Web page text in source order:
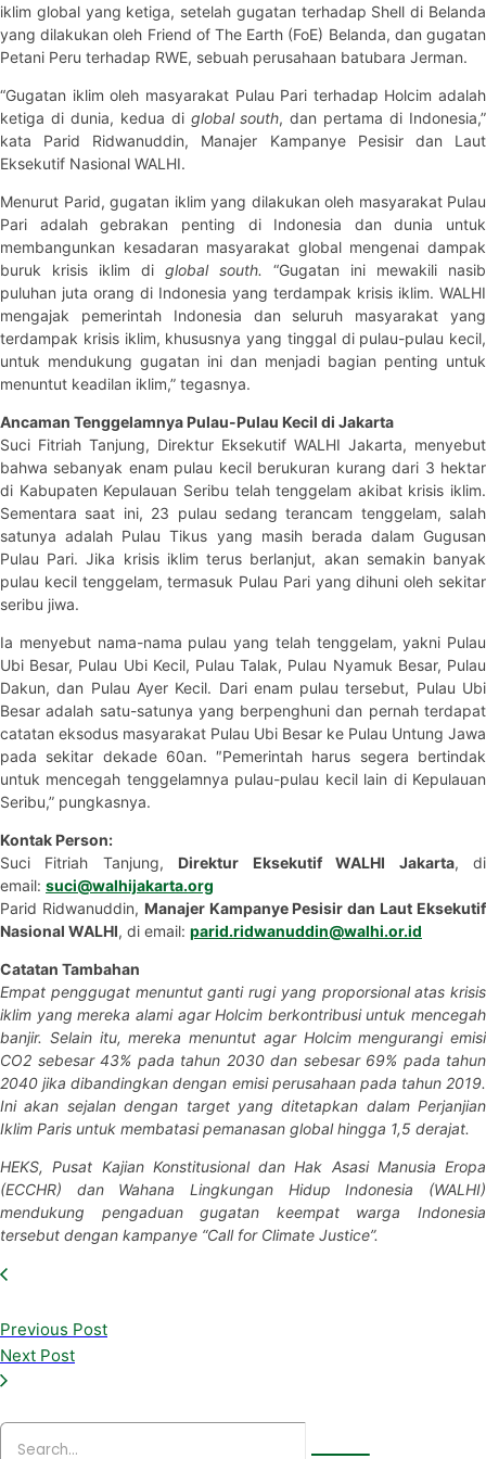
iklim global yang ketiga, setelah gugatan terhadap Shell di Belanda
yang dilakukan oleh Friend of The Earth (FoE) Belanda, dan gugatan
Petani Peru terhadap RWE, sebuah perusahaan batubara Jerman.
“Gugatan iklim oleh masyarakat Pulau Pari terhadap Holcim adalah
ketiga di dunia, kedua di global south, dan pertama di Indonesia,”
kata Parid Ridwanuddin, Manajer Kampanye Pesisir dan Laut
Eksekutif Nasional WALHI.
Menurut Parid, gugatan iklim yang dilakukan oleh masyarakat Pulau
Pari adalah gebrakan penting di Indonesia dan dunia untuk
membangunkan kesadaran masyarakat global mengenai dampak
buruk krisis iklim di global south.
“Gugatan ini mewakili nasib
puluhan juta orang di Indonesia yang terdampak krisis iklim. WALHI
mengajak pemerintah Indonesia dan seluruh masyarakat yang
terdampak krisis iklim, khususnya yang tinggal di pulau-pulau kecil,
untuk mendukung gugatan ini dan menjadi bagian penting untuk
menuntut keadilan iklim,” tegasnya.
Ancaman Tenggelamnya Pulau-Pulau Kecil di Jakarta
Suci Fitriah Tanjung, Direktur Eksekutif WALHI Jakarta, menyebut
bahwa sebanyak enam pulau kecil berukuran kurang dari 3 hektar
di Kabupaten Kepulauan Seribu telah tenggelam akibat krisis iklim.
Sementara saat ini, 23 pulau sedang terancam tenggelam, salah
satunya adalah Pulau Tikus yang masih berada dalam Gugusan
Pulau Pari. Jika krisis iklim terus berlanjut, akan semakin banyak
pulau kecil tenggelam, termasuk Pulau Pari yang dihuni oleh sekitar
seribu jiwa.
Ia menyebut nama-nama pulau yang telah tenggelam, yakni Pulau
Ubi Besar, Pulau Ubi Kecil, Pulau Talak, Pulau Nyamuk Besar, Pulau
Dakun, dan Pulau Ayer Kecil. Dari enam pulau tersebut, Pulau Ubi
Besar adalah satu-satunya yang berpenghuni dan pernah terdapat
catatan eksodus masyarakat Pulau Ubi Besar ke Pulau Untung Jawa
pada sekitar dekade 60an. ″Pemerintah harus segera bertindak
untuk mencegah tenggelamnya pulau-pulau kecil lain di Kepulauan
Seribu,” pungkasnya.
Kontak Person:
Suci Fitriah Tanjung, Direktur Eksekutif WALHI Jakarta, di
email: suci@walhijakarta.org
Parid Ridwanuddin, Manajer Kampanye Pesisir dan Laut Eksekutif
Nasional WALHI, di email: parid.ridwanuddin@walhi.or.id
Catatan Tambahan
Empat penggugat menuntut ganti rugi yang proporsional atas krisis
iklim yang mereka alami agar Holcim berkontribusi untuk mencegah
banjir. Selain itu, mereka menuntut agar Holcim mengurangi emisi
CO2 sebesar 43% pada tahun 2030 dan sebesar 69% pada tahun
2040 jika dibandingkan dengan emisi perusahaan pada tahun 2019.
Ini akan sejalan dengan target yang ditetapkan dalam Perjanjian
Iklim Paris untuk membatasi pemanasan global hingga 1,5 derajat.
HEKS, Pusat Kajian Konstitusional dan Hak Asasi Manusia Eropa
(ECCHR) dan Wahana Lingkungan Hidup Indonesia (WALHI)
mendukung pengaduan gugatan keempat warga Indonesia
tersebut dengan kampanye “Call for Climate Justice”.
Previous Post
Next Post